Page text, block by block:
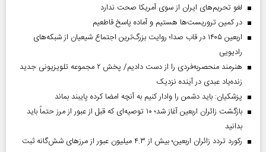
لغو تحریم‌های ایران از سوی آمریکا صحت ندارد
در کمین تروریست‌ها هستیم و آماده پاسخ قاطعیم
اربعین ۱۴۰۵ در قاب صدا؛ روایت بزرگ‌ترین اجتماع شیعیان از شبکه‌های
رادیویی
هنرمند منحصر‌به‌فردی را از دست دادیم/ پخش ۲ مجموعه تلویزیونی جدید
زنده‌یاد عبدی در آینده نزدیک
پزشکیان: باید دشمن را وادار کنیم به آنچه امضا کرده پایبند بماند
بازگشت زائران اربعین آغاز شد؛ ۱۰ توصیه‌ای که قبل از عبور از مرز حتماً باید
بدانید
رکورد تردد زائران اربعین؛ بیش از ۴.۳ میلیون عبور از مرزهای شش‌گانه ثبت